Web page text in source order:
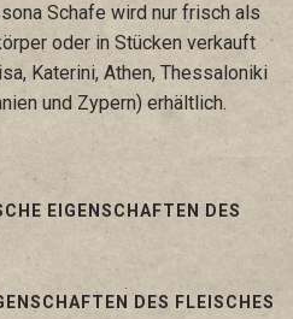
Schafe wird nur frisch als
oder in Stücken verkauft
Katerini, Athen, Thessaloniki
und Zypern) erhältlich.
EIGENSCHAFTEN DES
DES FLEISCHES